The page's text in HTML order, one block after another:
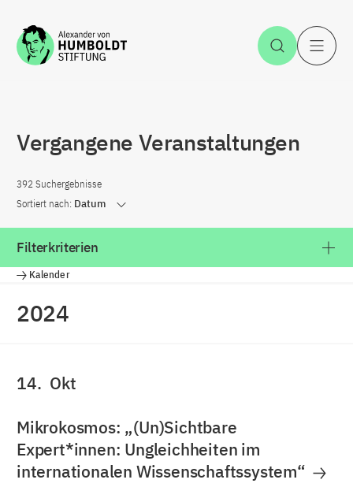
Zum Inhalt springen Suche
Vergangene Veranstaltungen
392 Suchergebnisse
Sortiert nach: Datum
Filterkriterien
Kalender
2024
14. Okt
Mikrokosmos: „(Un)Sichtbare
Expert*innen: Ungleichheiten im
internationalen Wissenschaftssystem“